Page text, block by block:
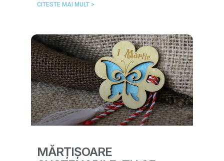
CITESTE MAI MULT >
MĂRȚIȘOARE